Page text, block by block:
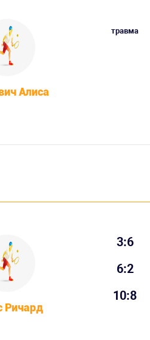
Алиса
травма
Ричард
3:6
6:2
10:8